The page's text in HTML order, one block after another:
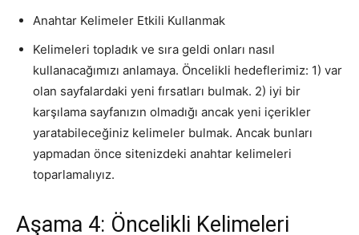
Anahtar Kelimeler Etkili Kullanmak
Kelimeleri topladık ve sıra geldi onları nasıl
kullanacağımızı anlamaya. Öncelikli hedeflerimiz: 1) var
olan sayfalardaki yeni fırsatları bulmak. 2) iyi bir
karşılama sayfanızın olmadığı ancak yeni içerikler
yaratabileceğiniz kelimeler bulmak. Ancak bunları
yapmadan önce sitenizdeki anahtar kelimeleri
toparlamalıyız.
Aşama 4: Öncelikli Kelimeleri